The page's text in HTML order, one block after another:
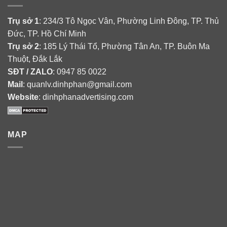
Trụ sở 1: 234/3 Tô Ngọc Vân, Phường Linh Đông, TP. Thủ
Đức, TP. Hồ Chí Minh
Trụ sở 2: 185 Lý Thái Tổ, Phường Tân An, TP. Buôn Ma
Thuột, Đắk Lắk
SĐT / ZALO: 0947 85 0022
Mail : quanlv.dinhphan@gmail.com
Website: dinhphanadvertising.com
MAP